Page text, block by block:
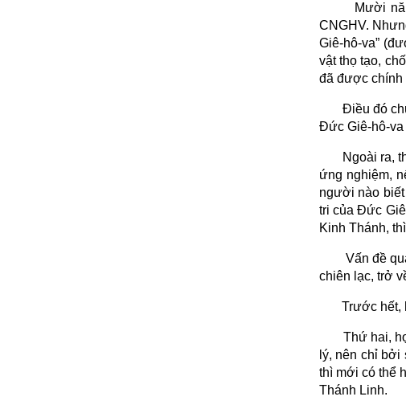
Mười
CNGHV.
Giê-hô-va”
vật thọ tạo,
đã được chính
Điều đó
Đức Giê-hô-va
Ngoài ra,
ứng nghiệm,
người nào
tri của Đức
Kinh Thánh,
Vấn đề
chiên lạc, trở
Trước hết,
Thứ hai,
lý, nên chỉ
thì mới có thể
Thánh Linh.